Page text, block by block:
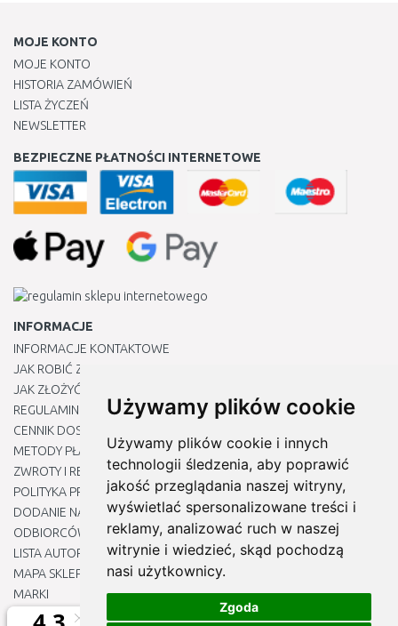
Używamy plików cookie
Używamy plików cookie i innych
technologii śledzenia, aby poprawić
jakość przeglądania naszej witryny,
wyświetlać spersonalizowane treści i
reklamy, analizować ruch w naszej
witrynie i wiedzieć, skąd pochodzą
nasi użytkownicy.
Zgoda
MOJE KONTO
MOJE KONTO
HISTORIA ZAMÓWIEŃ
LISTA ŻYCZEŃ
NEWSLETTER
BEZPIECZNE PŁATNOŚCI INTERNETOWE
INFORMACJE
INFORMACJE KONTAKTOWE
JAK ROBIĆ ZAKUPY ?
JAK ZŁOŻYĆ REKLAMACJĘ
REGULAMIN
CENNIK DOSTAWY
METODY PŁATNOŚCI
ZWROTY I REKLAMACJE PRODUKTÓW
POLITYKA PRYWATNOŚCI
DODANIE NASZYCH ADRESÓW E-MAIL DO LISTY ZAUFANYCH
ODBIORCÓW
LISTA AUTORYZOWANYCH CENTRÓW SERWISOWYCH
MAPA SKLEPU
MARKI
BLOGU